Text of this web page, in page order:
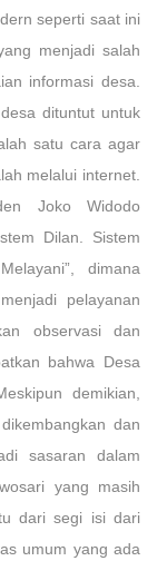
seperti saat ini
menjadi salah
informasi desa.
dituntut untuk
satu cara agar
melalui internet.
Joko Widodo
Dilan. Sistem
dimana
pelayanan
observasi dan
bahwa Desa
demikian,
dan
sasaran dalam
yang masih
dari segi isi dari
umum yang ada